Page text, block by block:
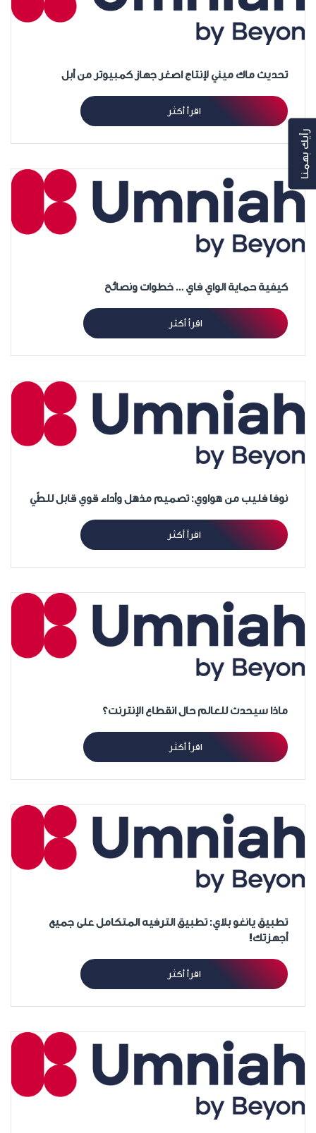
تحديث ماك ميني لإنتاج اصغر جهاز كمبيوتر من أبل
اقرأ أكثر
كيفية حماية الواي فاي … خطوات ونصائح
اقرأ أكثر
نوفا فليب من هواوي: تصميم مذهل وأداء قوي قابل للطّي
اقرأ أكثر
ماذا سيحدث للعالم حال انقطاع الإنترنت؟
اقرأ أكثر
تطبيق يانغو بلاي: تطبيق الترفيه المتكامل على جميع
أجهزتك!
اقرأ أكثر
رأيك بهمنا